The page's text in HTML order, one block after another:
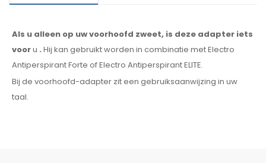
Als u alleen op uw voorhoofd zweet, is deze adapter iets
vooru . Hij kan gebruiktworden in combinatie met Electro
Antiperspirant Forte of Electro Antiperspirant ELITE.
Bij de voorhoofd-adapter zit een gebruiksaanwijzing in uw
taal.